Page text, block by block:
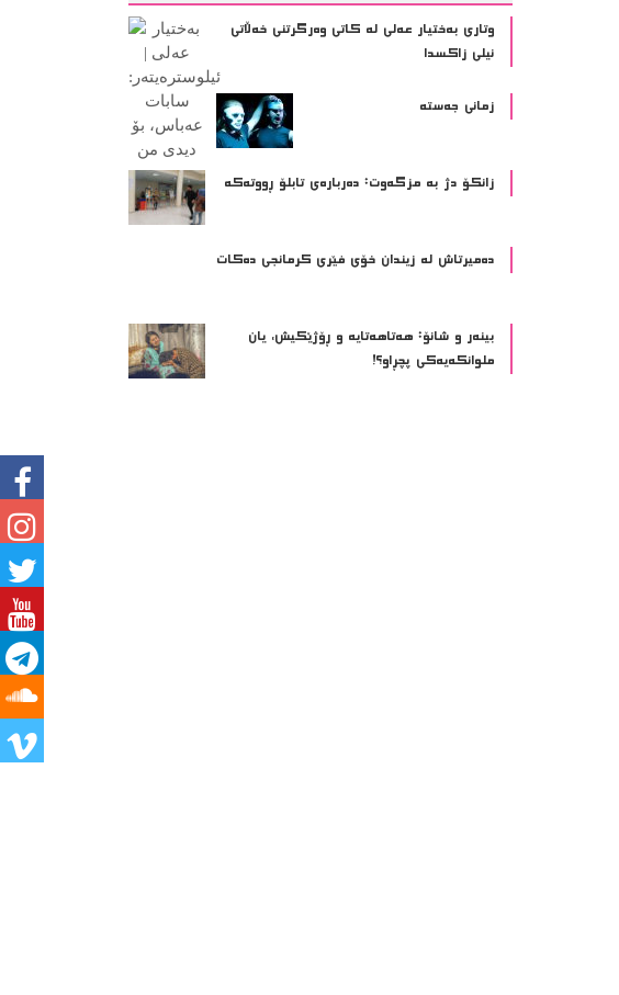
وتاری بەختیار عەلی لە کاتی وەرگرتنی خەڵاتی
نیلی زاکسدا
زمانی جەستە
زانکۆ دژ بە مزگەوت: دەربارەى تابلۆ ڕووتەکە
ده‌میرتاش له‌ زیندان خۆی فێری كرمانجی ده‌كات
بینەر و شانۆ: هەتاھەتایە و ڕۆژێکیش، یان
ملوانکەیەکی پچڕاو؟!